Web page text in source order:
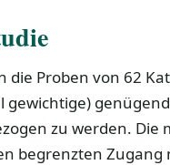
die Proben von 62
zu werden. Die
begrenzten Zugang